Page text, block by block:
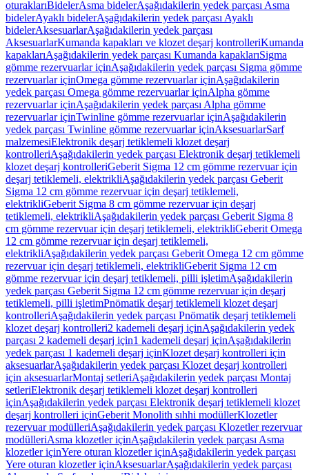
oturaklarıBidelerAsma bidelerAşağıdakilerin yedek parçası Asma
bidelerAyaklı bidelerAşağıdakilerin yedek parçası Ayaklı
bidelerAksesuarlarAşağıdakilerin yedek parçası
AksesuarlarKumanda kapakları ve klozet deşarj kontrolleriKumanda
kapaklarıAşağıdakilerin yedek parçası Kumanda kapaklarıSigma
gömme rezervuarlar içinAşağıdakilerin yedek parçası Sigma gömme
rezervuarlar içinOmega gömme rezervuarlar içinAşağıdakilerin
yedek parçası Omega gömme rezervuarlar içinAlpha gömme
rezervuarlar içinAşağıdakilerin yedek parçası Alpha gömme
rezervuarlar içinTwinline gömme rezervuarlar içinAşağıdakilerin
yedek parçası Twinline gömme rezervuarlar içinAksesuarlarSarf
malzemesiElektronik deşarj tetiklemeli klozet deşarj
kontrolleriAşağıdakilerin yedek parçası Elektronik deşarj tetiklemeli
klozet deşarj kontrolleriGeberit Sigma 12 cm gömme rezervuar için
deşarj tetiklemeli, elektrikliAşağıdakilerin yedek parçası Geberit
Sigma 12 cm gömme rezervuar için deşarj tetiklemeli,
elektrikliGeberit Sigma 8 cm gömme rezervuar için deşarj
tetiklemeli, elektrikliAşağıdakilerin yedek parçası Geberit Sigma 8
cm gömme rezervuar için deşarj tetiklemeli, elektrikliGeberit Omega
12 cm gömme rezervuar için deşarj tetiklemeli,
elektrikliAşağıdakilerin yedek parçası Geberit Omega 12 cm gömme
rezervuar için deşarj tetiklemeli, elektrikliGeberit Sigma 12 cm
gömme rezervuar için deşarj tetiklemeli, pilli işletimAşağıdakilerin
yedek parçası Geberit Sigma 12 cm gömme rezervuar için deşarj
tetiklemeli, pilli işletimPnömatik deşarj tetiklemeli klozet deşarj
kontrolleriAşağıdakilerin yedek parçası Pnömatik deşarj tetiklemeli
klozet deşarj kontrolleri2 kademeli deşarj içinAşağıdakilerin yedek
parçası 2 kademeli deşarj için1 kademeli deşarj içinAşağıdakilerin
yedek parçası 1 kademeli deşarj içinKlozet deşarj kontrolleri için
aksesuarlarAşağıdakilerin yedek parçası Klozet deşarj kontrolleri
için aksesuarlarMontaj setleriAşağıdakilerin yedek parçası Montaj
setleriElektronik deşarj tetiklemeli klozet deşarj kontrolleri
içinAşağıdakilerin yedek parçası Elektronik deşarj tetiklemeli klozet
deşarj kontrolleri içinGeberit Monolith sıhhi modüllerKlozetler
rezervuar modülleriAşağıdakilerin yedek parçası Klozetler rezervuar
modülleriAsma klozetler içinAşağıdakilerin yedek parçası Asma
klozetler içinYere oturan klozetler içinAşağıdakilerin yedek parçası
Yere oturan klozetler içinAksesuarlarAşağıdakilerin yedek parçası